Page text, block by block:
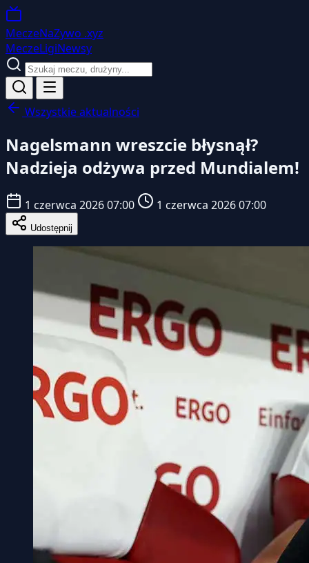
MeczeNaZywo .xyz
MeczeLigiNewsy
Wszystkie aktualności
Nagelsmann wreszcie błysnął?
Nadzieja odżywa przed Mundialem!
1 czerwca 2026 07:00 1 czerwca 2026 07:00
Udostępnij